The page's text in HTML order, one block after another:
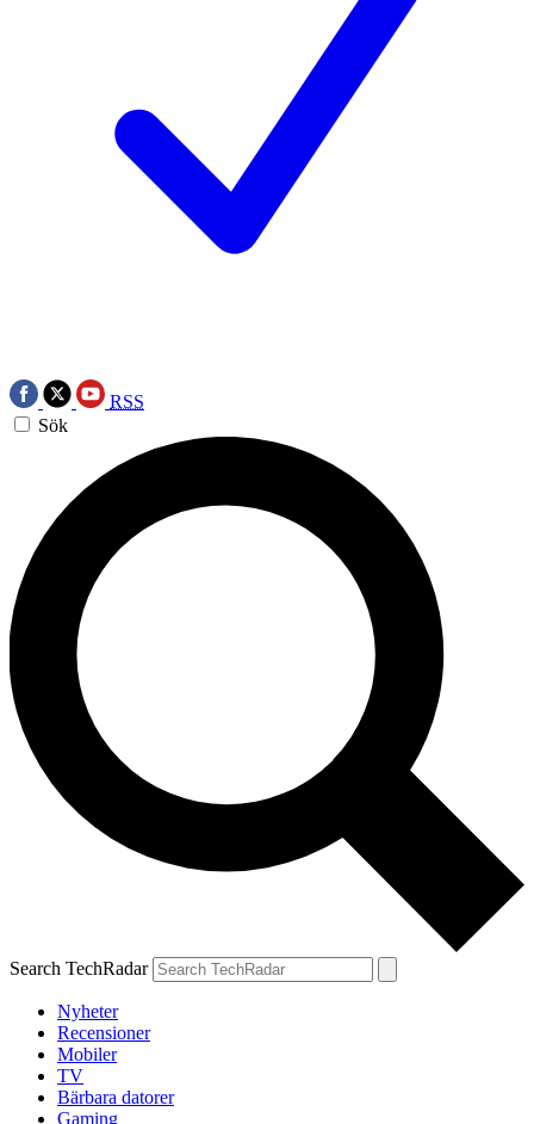
RSS
Sök
Search TechRadar
Nyheter
Recensioner
Mobiler
TV
Bärbara datorer
Gaming